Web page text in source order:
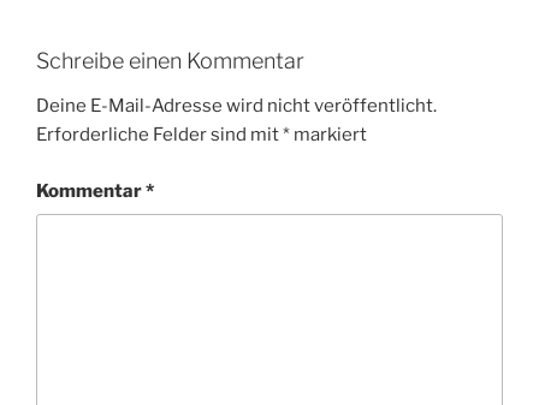
Schreibe einen Kommentar
Deine E-Mail-Adresse wird nicht veröffentlicht.
Erforderliche Felder sind mit* markiert
Kommentar*